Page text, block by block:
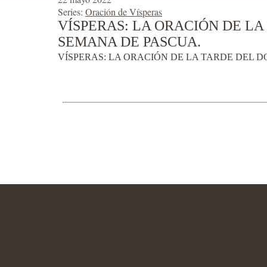
Series: Oración de Vísperas
VÍSPERAS: LA ORACIÓN DE
SEMANA DE PASCUA.
VÍSPERAS: LA ORACIÓN DE LA TARDE DEL